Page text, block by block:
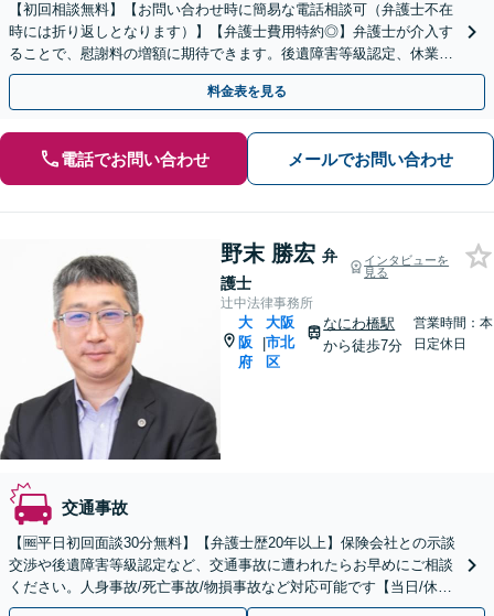
【初回相談無料】【お問い合わせ時に簡易な電話相談可（弁護士不在
時には折り返しとなります）】【弁護士費用特約◎】弁護士が介入す
ることで、慰謝料の増額に期待できます。後遺障害等級認定、休業損
害、治療費の打ち切りなど、お困りの際はご相談ください。
料金表を見る
電話でお問い合わせ メールでお問い合わせ
野末 勝宏 弁
護士
インタビューを
見る
辻中法律事務所
大
阪
府
|
大阪
市北
区
なにわ橋駅
から徒歩7分
営業時間：本
日定休日
交通事故
【🆓平日初回面談30分無料】【弁護士歴20年以上】保険会社との示談
交渉や後遺障害等級認定など、交通事故に遭われたらお早めにご相談
ください。人身事故/死亡事故/物損事故など対応可能です【当日/休日/
夜間の面談可(事前予約制)】